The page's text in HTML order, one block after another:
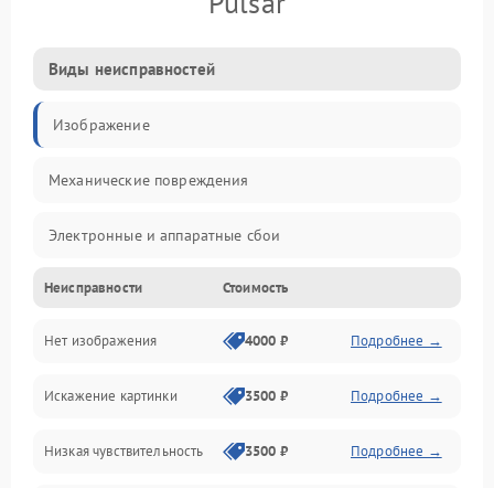
Виды неисправностей
Изображение
Механические повреждения
Электронные и аппаратные сбои
Неисправности сенсора и оптики
Программные ошибки
Электропитание
Измерения
Неисправности Стоимость
Нет изображения 4000 ₽ Подробнее →
Искажение картинки 3500 ₽ Подробнее →
Низкая чувствительность 3500 ₽ Подробнее →